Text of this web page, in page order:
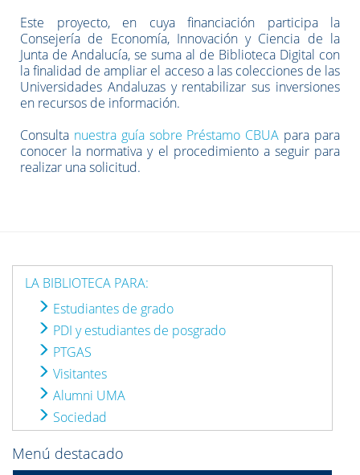
Este proyecto, en cuya financiación participa la
Consejería de Economía, Innovación y Ciencia de la
Junta de Andalucía, se suma al de Biblioteca Digital con
la finalidad de ampliar el acceso a las colecciones de las
Universidades Andaluzas y rentabilizar sus inversiones
en recursos de información.
Consulta nuestra guía sobre Préstamo CBUA para para
conocer la normativa y el procedimiento a seguir para
realizar una solicitud.
LA BIBLIOTECA PARA:
Estudiantes de grado
PDI y estudiantes de posgrado
PTGAS
Visitantes
Alumni UMA
Sociedad
Menú destacado